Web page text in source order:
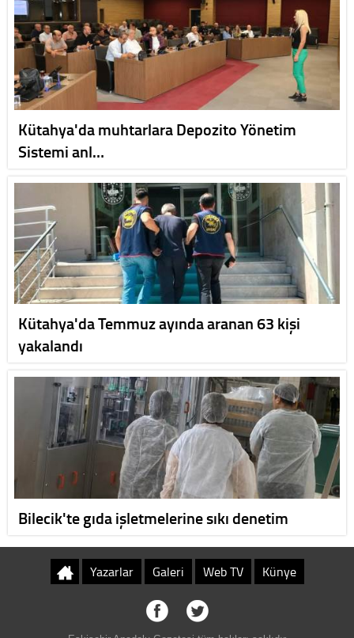
Kütahya'da muhtarlara Depozito Yönetim
Sistemi anl…
Kütahya'da Temmuz ayında aranan 63 kişi
yakalandı
Bilecik'te gıda işletmelerine sıkı denetim
Yazarlar Galeri Web TV Künye